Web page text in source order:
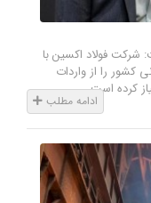
شرکت فولاد اکسین با
کشور را از واردات
کرده است.
ادامه مطلب